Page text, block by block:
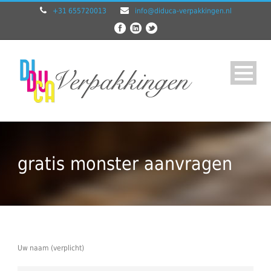
+31 655720013 info@diduca-verpakkingen.nl
gratis monster aanvragen
Uw naam (verplicht)